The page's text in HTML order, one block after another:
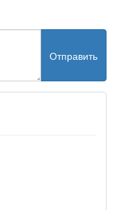
Отправить